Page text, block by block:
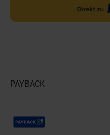
PAYBACK
Payback Punkte